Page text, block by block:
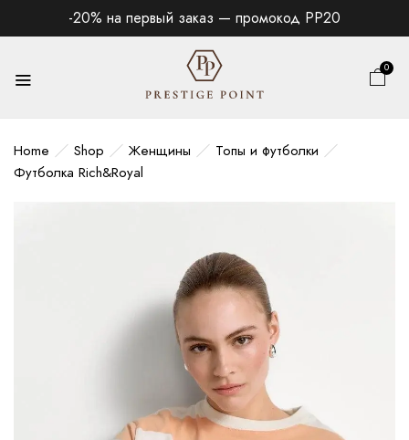
-20% на первый заказ — промокод PP20
0
Home Shop Женщины
Топы и футболки
Футболка Rich&Royal